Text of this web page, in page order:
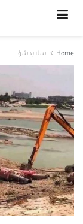
Home سلایدشۆ